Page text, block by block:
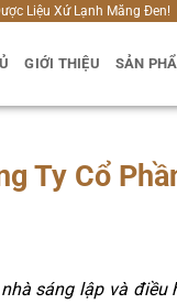
Liệu Xứ Lạnh Măng Đen!
GIỚI THIỆU SẢN
Ty Cổ
nhà sáng lập và